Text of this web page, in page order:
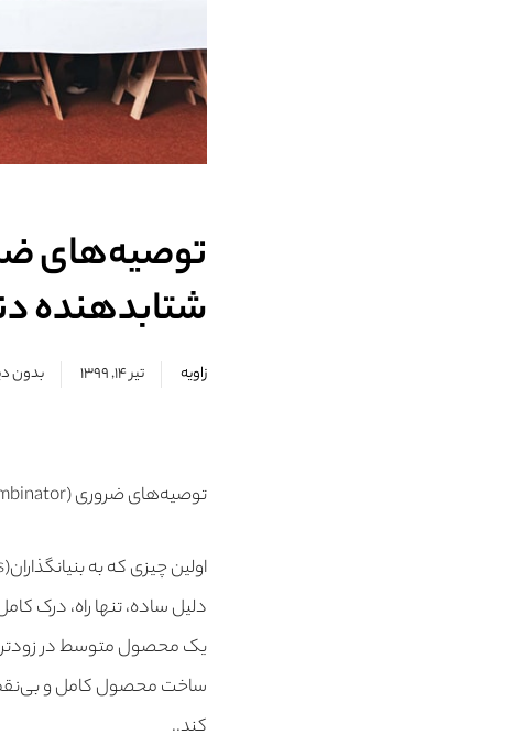
شتابدهنده
زاویه تیر ۱۴, ۱۳۹۹ بدون
توصیه‌های ضروری (YC (Y combinator یکی از معتبرترین و اولین شتابدهنده های دنیا برای استارتاپ‌ها
دلیل ساده، تنها راه، درک
یک محصول متوسط در
ساخت محصول کامل و
کند..